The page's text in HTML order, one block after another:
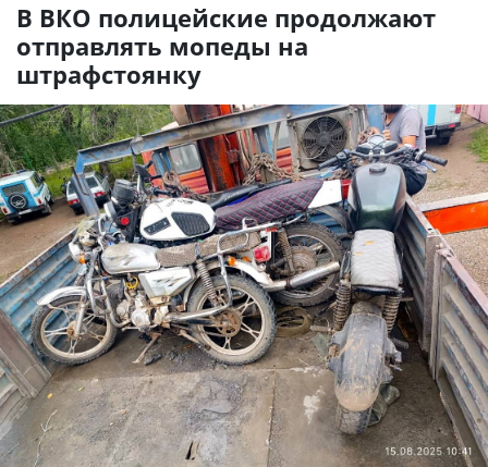
В ВКО полицейские продолжают
отправлять мопеды на
штрафстоянку